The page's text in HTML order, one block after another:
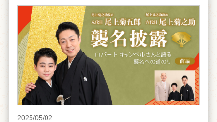
2025/05/02